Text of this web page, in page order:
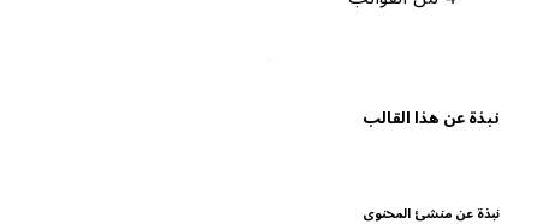
عن هذا القالب
عن منشئ المحتوى